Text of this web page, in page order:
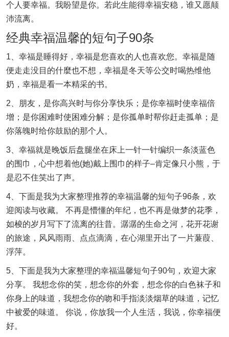
个人要幸福。我盼望是你。若此生能得幸福安稳，谁又愿颠
沛流离。
经典幸福温馨的短句子90条
1、幸福是睡得好，幸福是您喜欢的人也喜欢您。幸福是随
便走走没目的什麼也不想，幸福是冬天等公交时喝热维他
奶，幸福是看一本精采的书。
2、朋友，是你高兴时与你分享快乐；是你幸福时使幸福倍
增；是你困难时使困难分解；是你孤单时帮你赶走孤单；是
你落魄时给你鼓励的那个人。
3、幸福就是晚饭后盘腿坐在床上一针一针编织一条淡蓝色
的围巾，心中想着他(她)戴上围巾的样子–肯定像只小熊，于
是忍不住笑出了声。
4、下面是我为大家整理推荐的幸福温馨的短句子96条，欢
迎阅读与收藏。 不再是懵懂的年纪，也不再是做梦的花季，
如梭的岁月写下了流离的往昔。潺潺的生命之河，花开花谢
的旅途，风风雨雨、点点滴滴，在心湖里开出了一片蒹葭、
浮萍。
5、下面是我为大家整理的幸福温馨短句子90句，欢迎大家
分享。 我想念你的笑，想念你的外套，想念你的白色袜子和
你身上的味道，我想念你的吻和手指淡淡烟草的味道，记忆
中被爱的味道。 你说，你放我一个人生活，我说，你幸福便
好。